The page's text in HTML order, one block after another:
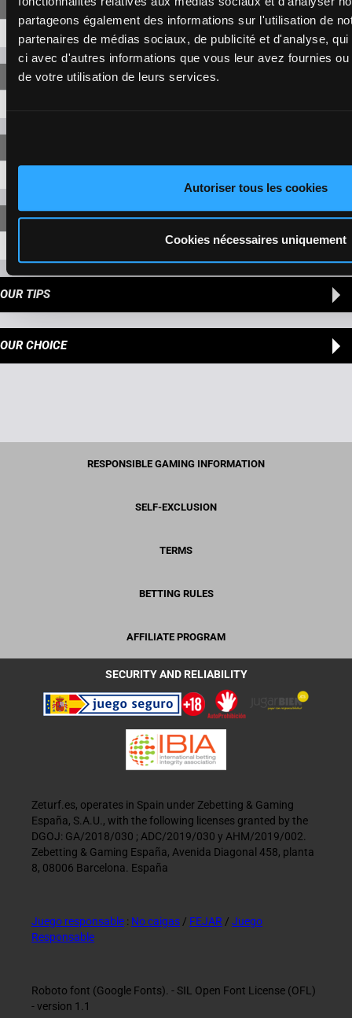
partageons également des informations sur l'utilisation de
partenaires de médias sociaux, de publicité et d'analyse,
ci avec d'autres informations que vous leur avez fournies
de votre utilisation de leurs services.
Autoriser tous les cookies
Cookies nécessaires uniquement
2-1 9,20 €
50,90 €
OUR TIPS
OUR CHOICE
RESPONSIBLE GAMING INFORMATION
SELF-EXCLUSION
TERMS
BETTING RULES
AFFILIATE PROGRAM
SECURITY AND RELIABILITY
Zeturf.es, operates in Spain under Zebetting & Gaming
España, S.A.U., with the following licenses granted by the
DGOJ: GA/2018/030 ; ADC/2019/030 y AHM/2019/002.
Zebetting & Gaming España, Avenida Diagonal 458, planta
8, 08006 Barcelona. España
Juego responsable : No caigas / FEJAR / Juego
Responsable
Roboto font (Google Fonts). - SIL Open Font License (OFL)
- version 1.1